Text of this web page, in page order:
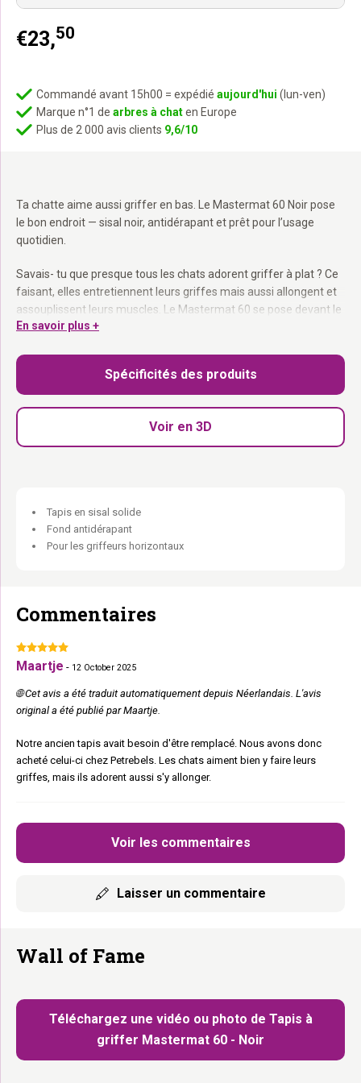
Ta chatte aime aussi griffer en bas. Le Mastermat 60 Noir pose
le bon endroit — sisal noir, antidérapant et prêt pour l’usage
quotidien.
Savais- tu que presque tous les chats adorent griffer à plat ? Ce
faisant, elles entretiennent leurs griffes mais aussi allongent et
assouplissent leurs muscles. Le Mastermat 60 se pose devant le
canapé, à côté du griffoir ou à l’entrée. Tapis en sisal extra solide,
Tapis en sisal extra solide :Résistant à l’usage quotidien
intensif.
Fond antidérapant :
60 × 40 cm :Compact — se glisse partout.
En savoir plus +
€23,50
Commandé avant 15h00 = expédié aujourd'hui (lun-ven)
Marque n°1 de arbres à chaten Europe
Plus de 2 000 avis clients 9,6/10
Spécificités des produits
Voir en 3D
Tapis en sisal solide
Fond antidérapant
Pour les griffeurs horizontaux
Commentaires
Voir les commentaires
Laisser un commentaire
Maartje - 12 October 2025
🌐 Cet avis a été traduit automatiquement depuis Néerlandais. L'avis
original a été publié par Maartje.
Notre ancien tapis avait besoin d'être remplacé. Nous avons donc
acheté celui-ci chez Petrebels. Les chats aiment bien y faire leurs
griffes, mais ils adorent aussi s'y allonger.
Wall of Fame
Téléchargez une vidéo ou photo de Tapis à
griffer Mastermat 60 - Noir